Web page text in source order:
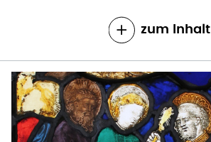
zum Inhalt